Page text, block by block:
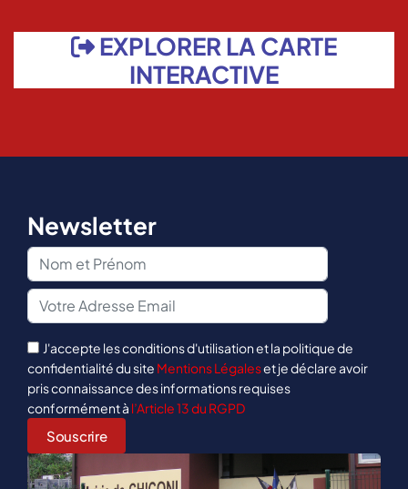
EXPLORER LA CARTE
INTERACTIVE
Newsletter
J'accepte les conditions d'utilisation et la politique de
confidentialité du site Mentions Légaleset je déclare avoir
pris connaissance des informations requises
conformément à l’Article 13 du RGPD